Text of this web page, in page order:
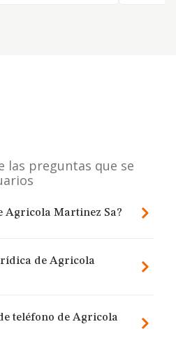
las preguntas que se
Agricola Martinez Sa?
de Agricola
teléfono de Agricola